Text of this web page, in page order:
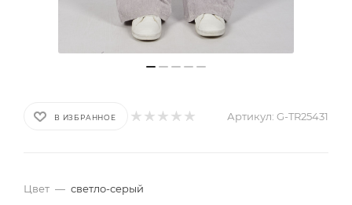
В ИЗБРАННОЕ Артикул: G-TR25431
Цвет — светло-серый